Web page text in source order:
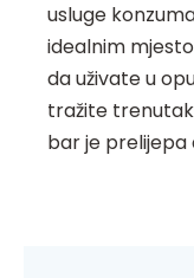
usluge
idealnim
da uživate u
tražite
bar je prelijepa